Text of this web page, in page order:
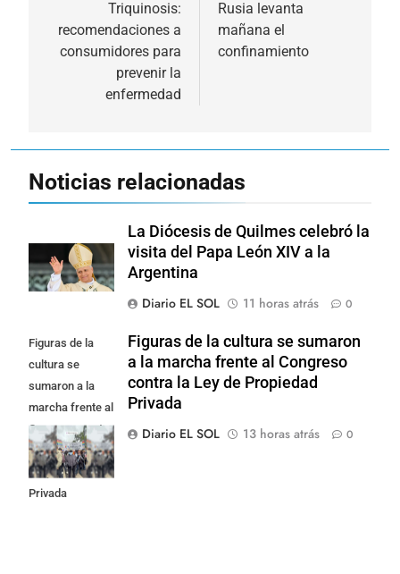
entradas
Triquinosis:
recomendaciones a
consumidores para
prevenir la
enfermedad
Rusia levanta
mañana el
confinamiento
Noticias relacionadas
La Diócesis de Quilmes celebró la
visita del Papa León XIV a la
Argentina
Diario EL SOL
11 horas atrás 0
Figuras de la
cultura se
sumaron a la
marcha frente al
Congreso contra
la Ley de
Propiedad
Privada
Figuras de la cultura se sumaron
a la marcha frente al Congreso
contra la Ley de Propiedad
Privada
Diario EL SOL
13 horas atrás 0